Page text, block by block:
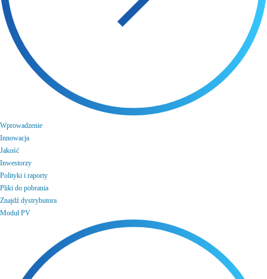
Wprowadzenie
Innowacja
Jakość
Inwestorzy
Polityki i raporty
Pliki do pobrania
Znajdź dystrybutora
Moduł PV